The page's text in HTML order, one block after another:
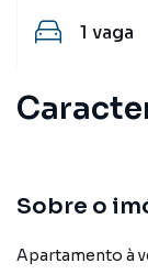
1 vaga
Sobre o
Apartamento à